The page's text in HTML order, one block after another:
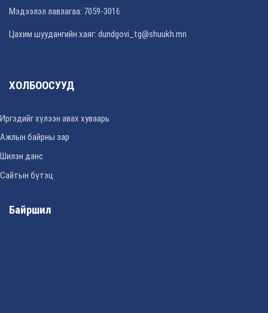
Мэдээлэл лавлагаа: 7059-3016
Цахим шуудангийн хаяг: dundgovi_tg@shuukh.mn
ХОЛБООСУУД
Иргэдийг хүлээн авах хуваарь
Ажлын байрны зар
Шилэн данс
Сайтын бүтэц
Байршил